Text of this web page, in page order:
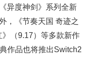
异度神剑》系列全新
，《节奏天国 奇迹之
（9.17）等多款新作
作品也将推出Switch2